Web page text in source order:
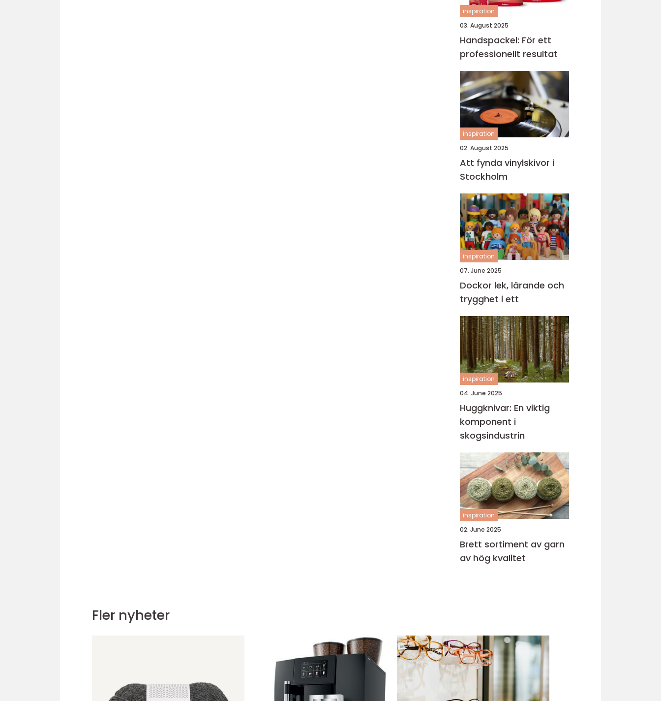
inspiration
03. August 2025
Handspackel: För ett
professionellt resultat
inspiration
02. August 2025
Att fynda vinylskivor i
Stockholm
inspiration
07. June 2025
Dockor lek, lärande och
trygghet i ett
inspiration
04. June 2025
Huggknivar: En viktig
komponent i
skogsindustrin
inspiration
02. June 2025
Brett sortiment av garn
av hög kvalitet
Fler nyheter